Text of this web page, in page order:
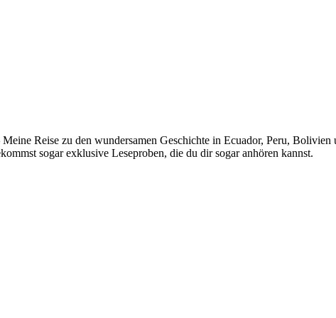
Reise zu den wundersamen Geschichte in Ecuador, Peru,
sogar exklusive Leseproben, die du dir sogar anhören kannst.